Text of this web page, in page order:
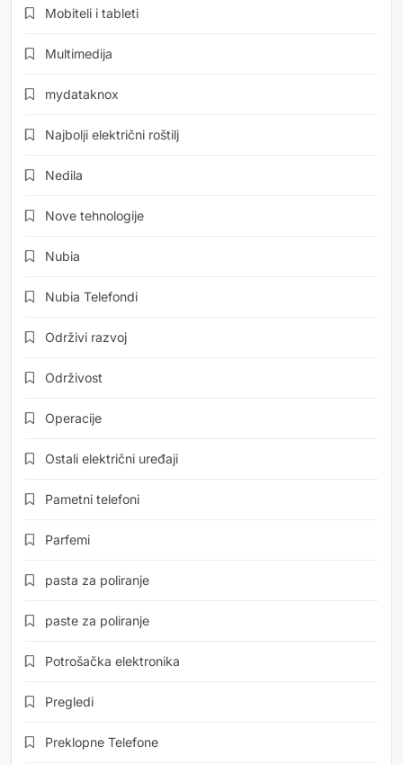
Mobiteli i tableti
Multimedija
mydataknox
Najbolji električni roštilj
Nedila
Nove tehnologije
Nubia
Nubia Telefondi
Održivi razvoj
Održivost
Operacije
Ostali električni uređaji
Pametni telefoni
Parfemi
pasta za poliranje
paste za poliranje
Potrošačka elektronika
Pregledi
Preklopne Telefone